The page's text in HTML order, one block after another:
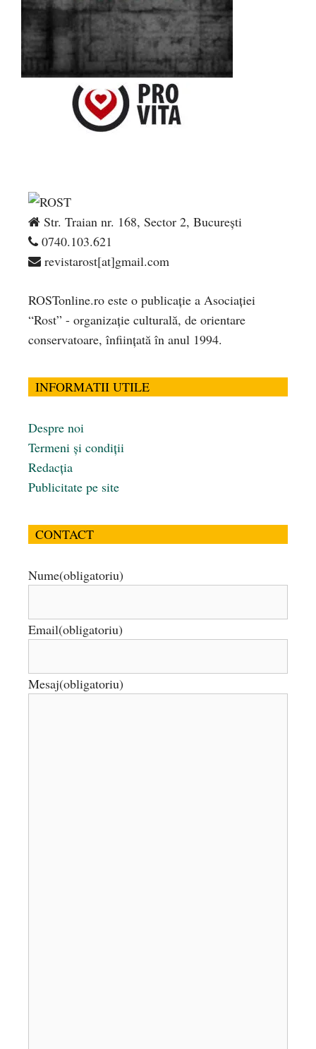
Str. Traian nr. 168, Sector 2, București
0740.103.621
revistarost[at]gmail.com
ROSTonline.ro este o publicaţie a Asociaţiei
“Rost” - organizaţie culturală, de orientare
conservatoare, înfiinţată în anul 1994.
INFORMATII UTILE
Despre noi
Termeni și condiții
Redacția
Publicitate pe site
CONTACT
Nume(obligatoriu)
Email(obligatoriu)
Mesaj(obligatoriu)